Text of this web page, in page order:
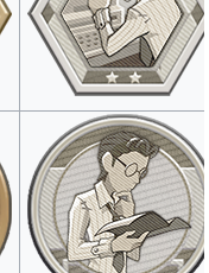
212106031806360
静观之启：额外获得役鸟次数
WIKI编辑组测试，单局上限为
仅供参考，如有错误欢迎
4 21 63 127
别处逢生：自身/队友返生后移
（米）经WIKI编辑组测试，单
100<br>数据仅供参考，如有错
正
212 1060 3180 6360
碰撞磁极：利用磁铁眩晕监管